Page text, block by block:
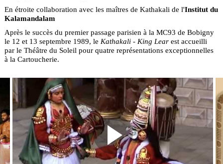
En étroite collaboration avec les maîtres de Kathakali de l'Institut du
Kalamandalam
Après le succès du premier passage parisien à la MC93 de Bobigny
le 12 et 13 septembre 1989, le Kathakali - King Learest accueilli
par le Théâtre du Soleil pour quatre représentations exceptionnelles
à la Cartoucherie.